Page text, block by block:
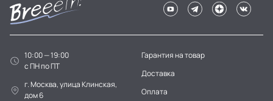
10:00 — 19:00
c ПН по ПТ
г. Москва, улица Клинская,
дом 6
Гарантия на товар
Доставка
Оплата